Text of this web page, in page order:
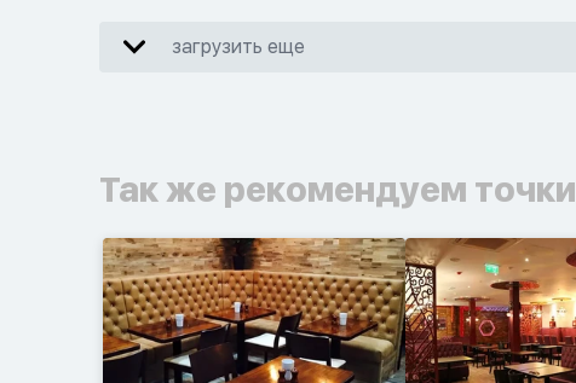
загрузить еще
Так же рекомендуем точки